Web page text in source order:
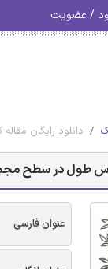
/ عضویت
دانلود رایگان
طول در سطح
عنوان فارسی